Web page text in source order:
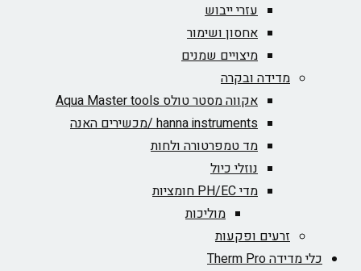
עזרי ייבוש
אחסון ושימור
מיצויים שמנים
מדידה ובקרה
אקווה מסטר טולס Aqua Master tools
hanna instruments /מכשירים האנה
מד טמפרטורה ולחות
נוזלי כיול
מדי PH/EC חומציות
מוליכות
זרעים ופקעות
כלי מדידה Therm Pro